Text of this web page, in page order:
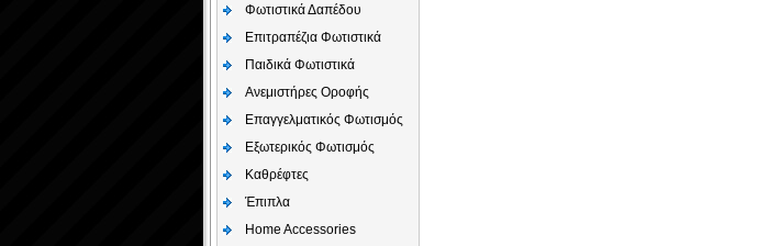
Φωτιστικά Δαπέδου
Επιτραπέζια Φωτιστικά
Παιδικά Φωτιστικά
Aνεμιστήρες Οροφής
Επαγγελματικός Φωτισμός
Εξωτερικός Φωτισμός
Καθρέφτες
Έπιπλα
Home Accessories